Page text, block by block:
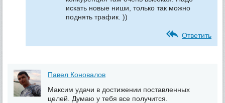
искать новые ниши, только так можно
поднять трафик. ))
Ответить
Павел Коновалов
Максим удачи в достижении поставленных
целей. Думаю у тебя все получится.